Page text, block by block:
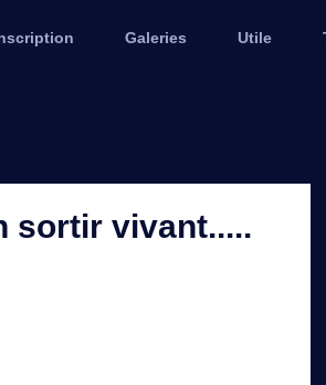
Galeries Utile
sortir vivant.....